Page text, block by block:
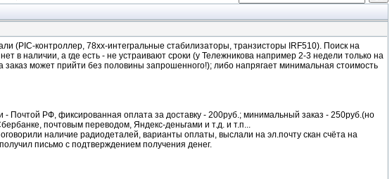
контроллер, 78хх-интегральные стабилизаторы, транзисторы IRF510). Поиск на
в наличии, а где есть - не устраивают сроки (у Тележникова например 2-3 недели только на
может прийти без половины запрошенного!); либо напрягает минимальная стоимость
- Почтой РФ, фиксированная оплата за доставку - 200руб.; минимальный заказ - 250руб.(но
почтовым переводом, Яндекс-деньгами и т.д. и т.п...
наличие радиодеталей, варианты оплаты, выслали на эл.почту скан счёта на
письмо с подтверждением получения денег.